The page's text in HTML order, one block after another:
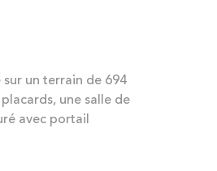
un terrain de 694
une salle de
avec portail